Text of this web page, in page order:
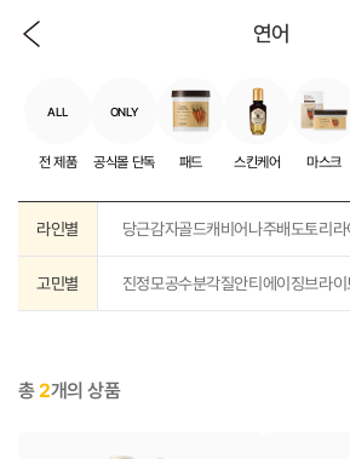
연어
ALL
전 제품
ONLY
공식몰 단독 패드 스킨케어 마스크
라인별 당근감자골드캐비어나주배도토리
고민별 진정모공수분각질안티에이징브라이
총2개의 상품